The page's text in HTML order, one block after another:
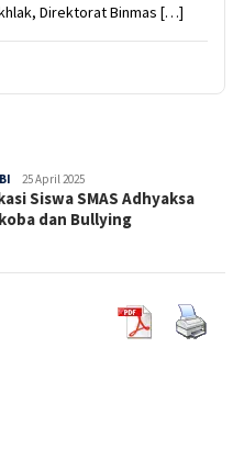
Direktorat Binmas […]
Sepucuk
Jambi
25 April 2025
Siswa SMAS Adhyaksa
dan Bullying